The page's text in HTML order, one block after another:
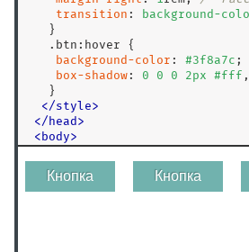
transition : background-
   }
.btn :hover {
background-color : #3f8a7c ;
box-shadow : 0 0 0 2px #fff
   }
</style>
</ head >
< body>
<
" btn
<button "btn">Кнопка